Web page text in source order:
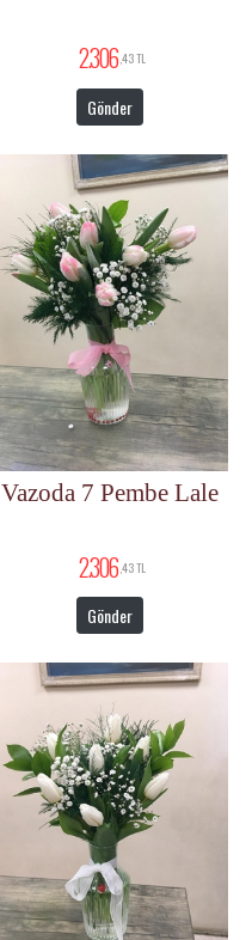
2.306,43 TL
Gönder
Vazoda 7 Pembe Lale
2.306,43 TL
Gönder